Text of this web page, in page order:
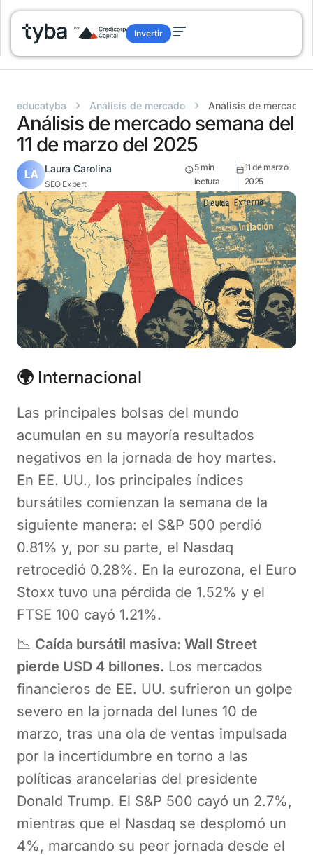
Invertir
educatyba › Análisis de mercado › Análisis de mercado
Análisis de mercado semana del
11 de marzo del 2025
Laura Carolina
SEO Expert
5 min
lectura
11 de marzo
2025
🌍 Internacional
Las principales bolsas del mundo
acumulan en su mayoría resultados
negativos en la jornada de hoy martes.
En EE. UU., los principales índices
bursátiles comienzan la semana de la
siguiente manera: el S&P 500 perdió
0.81% y, por su parte, el Nasdaq
retrocedió 0.28%. En la eurozona, el Euro
Stoxx tuvo una pérdida de 1.52% y el
FTSE 100 cayó 1.21%.
📉 Caída bursátil masiva: Wall Street
pierde USD 4 billones. Los mercados
financieros de EE. UU. sufrieron un golpe
severo en la jornada del lunes 10 de
marzo, tras una ola de ventas impulsada
por la incertidumbre en torno a las
políticas arancelarias del presidente
Donald Trump. El S&P 500 cayó un 2.7%,
mientras que el Nasdaq se desplomó un
4%, marcando su peor jornada desde el